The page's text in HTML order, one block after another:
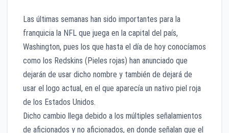
Las últimas semanas han sido importantes para la
franquicia la NFL que juega en la capital del país,
Washington, pues los que hasta el día de hoy conocíamos
como los Redskins (Pieles rojas) han anunciado que
dejarán de usar dicho nombre y también de dejará de
usar el logo actual, en el que aparecía un nativo piel roja
de los Estados Unidos.
Dicho cambio llega debido a los múltiples señalamientos
de aficionados y no aficionados, en donde señalan que el